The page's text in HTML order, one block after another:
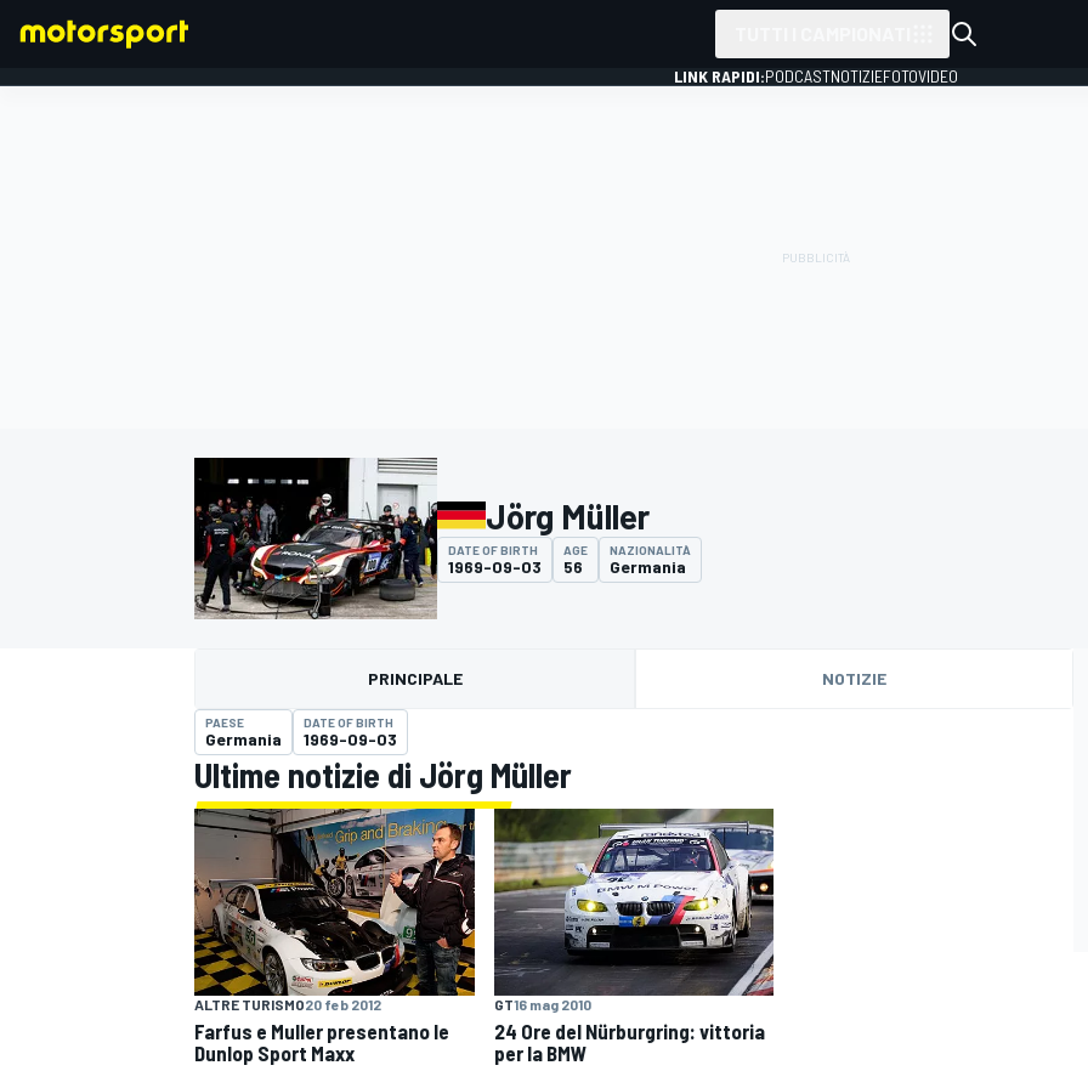
MOTOGP WEC
LINK RAPIDI:PODCASTNOTIZIEFOTOVIDEO
Jörg Müller
DATE OF BIRTH
1969-09-03
AGE
56
NAZIONALITÀ
Germania
PRINCIPALE NOTIZIE
PAESE
Germania
DATE OF BIRTH
1969-09-03
Ultime notizie di Jörg Müller
ALTRE TURISMO20 feb 2012
Farfus e Muller presentano le
Dunlop Sport Maxx
GT16 mag 2010
24 Ore del Nürburgring: vittoria
per la BMW